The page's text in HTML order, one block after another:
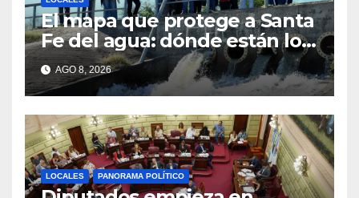
El mapa que protege a Santa
Fe del agua: dónde están los
54 puntos de bombeo
AGO 8, 2026
LOCALES PANORAMA POLÍTICO